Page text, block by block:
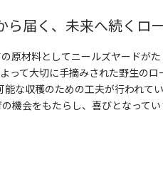
ら届く、未来へ続くロ
原材料としてニールズヤードが
って大切に手摘みされた野生の
な収穫のための工夫が行われて
機会をもたらし、喜びとなってい